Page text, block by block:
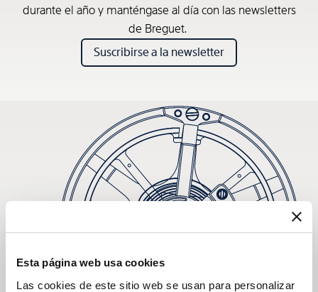
Esta página web usa cookies
Las cookies de este sitio web se usan para personalizar
durante el año y manténgase al día con las newsletters
de Breguet.
Suscribirse a la newsletter